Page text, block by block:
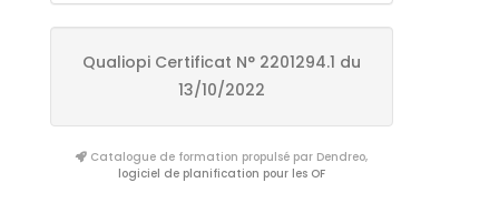
Qualiopi Certificat N° 2201294.1 du
13/10/2022
Catalogue de formation propulsé par Dendreo,
logiciel de planification pour les OF